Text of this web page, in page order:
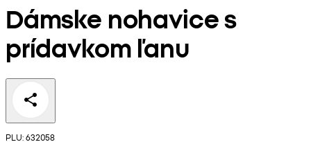
Dámske nohavice s
prídavkom ľanu
PLU: 632058